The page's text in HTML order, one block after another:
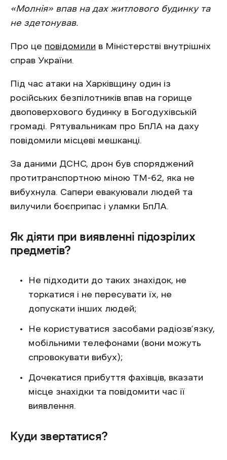
«Молнія» впав на дах житлового будинку та
не здетонував.
Про це повідомили в Міністерстві внутрішніх
справ України.
Під час атаки на Харківщину один із
російських безпілотників впав на горище
двоповерхового будинку в Богодухівській
громаді. Рятувальникам про БпЛА на даху
повідомили місцеві мешканці.
За даними ДСНС, дрон був споряджений
протитранспортною міною ТМ-62, яка не
вибухнула. Сапери евакуювали людей та
вилучили боєприпас і уламки БпЛА.
Як діяти при виявленні підозрілих
предметів?
Не підходити до таких знахідок, не
торкатися і не пересувати їх, не
допускати інших людей;
Не користуватися засобами радіозв’язку,
мобільними телефонами (вони можуть
спровокувати вибух);
Дочекатися прибуття фахівців, вказати
місце знахідки та повідомити час її
виявлення.
Куди звертатися?